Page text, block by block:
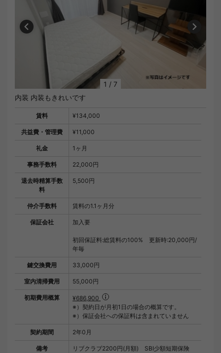
1 / 7
内装 内装もきれいです
賃料 ¥134,000
共益費・管理費 ¥11,000
礼金 1ヶ月
事務手数料 22,000円
退去時精算手数
料
5,500円
仲介手数料 賃料の1.1ヶ月分
保証会社 加入要
初回保証料:総賃料の100% 更新時:20,000円/
年毎
鍵交換費用 33,000円
室内清掃費用 55,000円
初期費用概算
¥686,900
※）契約日が月初1日の場合の概算です。
※）保証会社への保証料は含まれていません
契約期間 2年0月
備考
リブクラブ2200円(月額) SBI少額短期保険